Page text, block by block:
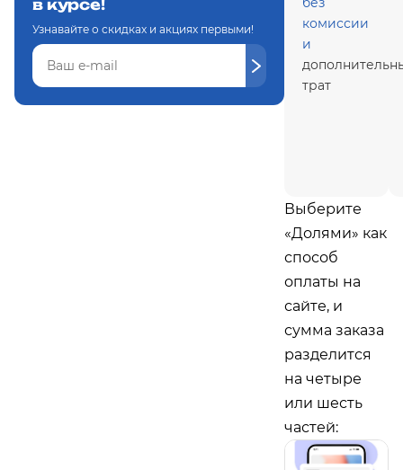
в курсе!
Узнавайте о скидках и акциях первыми!
комиссии
и
трат
Выберите
«Долями» как
способ
оплаты на
сайте, и
сумма заказа
разделится
на четыре
или шесть
частей: